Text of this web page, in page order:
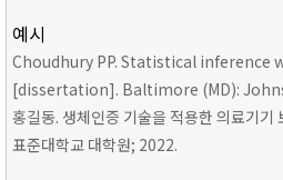
예시
Choudhury PP. Statistical inference
[dissertation]. Baltimore (MD):
홍길동. 생체인증 기술을 적용한 의료기
표준대학교 대학원; 2022.